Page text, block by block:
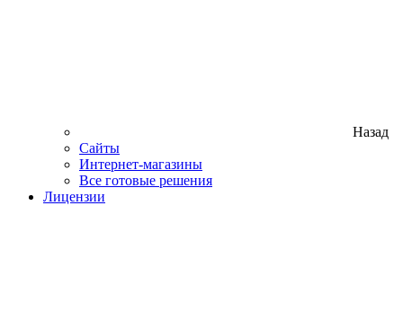
Назад
Сайты
Интернет-магазины
Все готовые решения
Лицензии